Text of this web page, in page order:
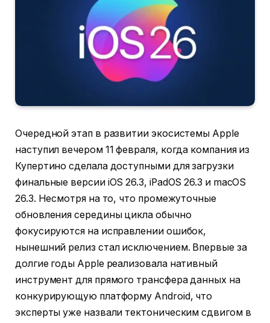
Очередной этап в развитии экосистемы Apple
наступил вечером 11 февраля, когда компания из
Купертино сделала доступными для загрузки
финальные версии iOS 26.3, iPadOS 26.3 и macOS
26.3. Несмотря на то, что промежуточные
обновления середины цикла обычно
фокусируются на исправлении ошибок,
нынешний релиз стал исключением. Впервые за
долгие годы Apple реализовала нативный
инструмент для прямого трансфера данных на
конкурирующую платформу Android, что
эксперты уже назвали тектоническим сдвигом в